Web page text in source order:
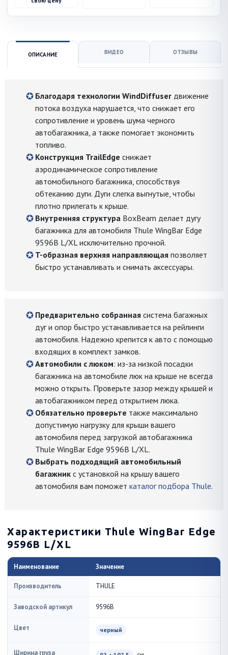
ОПИСАНИЕ ВИДЕО ОТЗЫВЫ
Благодаря технологии WindDiffuser движение
потока воздуха нарушается, что снижает его
сопротивление и уровень шума черного
автобагажника, а также помогает экономить
топливо.
Конструкция TrailEdge снижает
аэродинамическое сопротивление
автомобильного багажника, способствуя
обтеканию дуги. Дуги слегка выгнутые, чтобы
плотно прилегать к крыше.
Внутренняя структура BoxBeam делает дугу
багажника для автомобиля Thule WingBar Edge
9596B L/XL исключительно прочной.
T-образная верхняя направляющая позволяет
быстро устанавливать и снимать аксессуары.
Предварительно собранная система багажных
дуг и опор быстро устанавливается на рейлинги
автомобиля. Надежно крепится к авто с помощью
входящих в комплект замков.
Автомобили с люком: из-за низкой посадки
багажника на автомобиле люк на крыше не всегда
можно открыть. Проверьте зазор между крышей и
автобагажником перед открытием люка.
Обязательно проверьте также максимально
допустимую нагрузку для крыши вашего
автомобиля перед загрузкой автобагажника
Thule WingBar Edge 9596B L/XL.
Выбрать подходящий автомобильный
багажник с установкой на крышу вашего
автомобиля вам поможет каталог подбора Thule.
Характеристики Thule WingBar Edge
9596B L/XL
Наименование Значение
Производитель THULE
Заводской артикул 9596B
Цвет черный
Ширина груза